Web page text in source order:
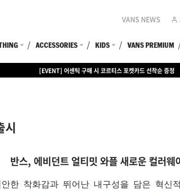
VANS NEWS
ACCESSORIES KIDS VANS PREMIUM
[EVENT] 15만원 이상 구매 시 쿨러백 증정
시
반스, 에비던트 얼티밋 와플새로운 컬러웨
안한 착화감과 뛰어난 내구성을 담은 혁신